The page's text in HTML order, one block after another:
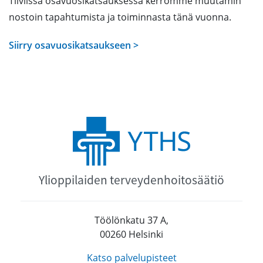
nostoin tapahtumista ja toiminnasta tänä vuonna.
Siirry osavuosikatsaukseen >
Ylioppilaiden terveydenhoitosäätiö
Töölönkatu 37 A,
00260 Helsinki
Katso palvelupisteet